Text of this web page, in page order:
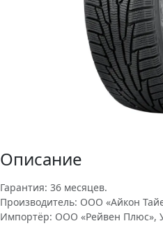
Описание
Гарантия: 36 месяцев.
Производитель: ООО «Айкон
Импортёр: ООО «Рейвен Плюс»,